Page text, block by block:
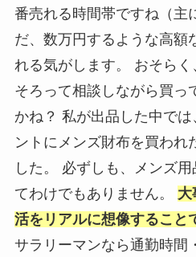
番売れる時間帯ですね（主
だ、数万円するような高額
れる気がします。 おそら
そろって相談しながら買っ
かね？ 私が出品した中で
ントにメンズ財布を買われ
した。 必ずしも、メンズ
てわけでもありません。 大
活をリアルに想像すること
サラリーマンなら通勤時間